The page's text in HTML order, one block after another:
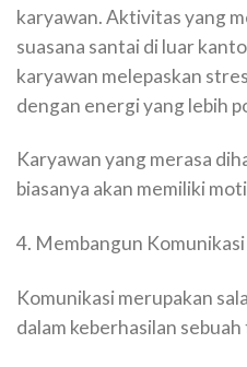
karyawan. Aktivitas yang
suasana santai di luar
karyawan melepaskan
dengan energi yang lebih
Karyawan yang merasa
biasanya akan memiliki
4. Membangun
Komunikasi merupakan
dalam keberhasilan sebuah